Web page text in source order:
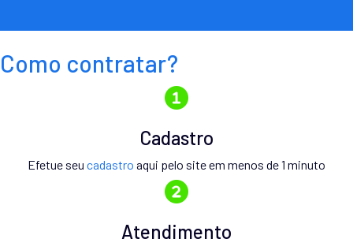
Como contratar?
Cadastro
Efetue seu cadastro aqui pelo site em menos de 1 minuto
Atendimento